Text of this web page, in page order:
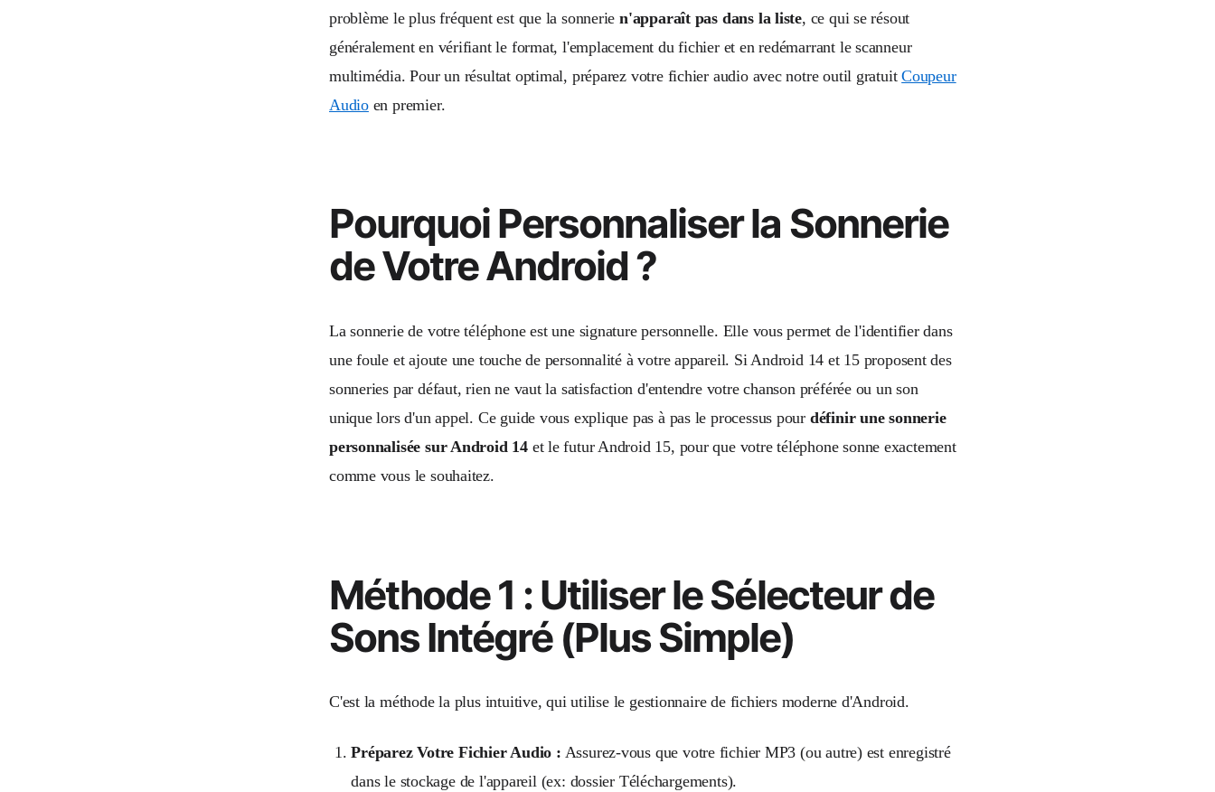
problème le plus fréquent est que la sonnerien'apparaît pas dans la liste, ce qui se résout
généralement en vérifiant le format, l'emplacement du fichier et en redémarrant le scanneur
multimédia. Pour un résultat optimal, préparez votre fichier audio avec notre outil gratuitCoupeur
Audioen premier.
Pourquoi Personnaliser la Sonnerie
de Votre Android ?
La sonnerie de votre téléphone est une signature personnelle. Elle vous permet de l'identifier dans
une foule et ajoute une touche de personnalité à votre appareil. Si Android 14 et 15 proposent des
sonneries par défaut, rien ne vaut la satisfaction d'entendre votre chanson préférée ou un son
unique lors d'un appel. Ce guide vous explique pas à pas le processus pour définir une sonnerie
personnalisée sur Android 14et le futur Android 15, pour que votre téléphone sonne exactement
comme vous le souhaitez.
Méthode 1 : Utiliser le Sélecteur de
Sons Intégré (Plus Simple)
C'est la méthode la plus intuitive, qui utilise le gestionnaire de fichiers moderne d'Android.
Préparez Votre Fichier Audio : Assurez-vous que votre fichier MP3 (ou autre) est enregistré
dans le stockage de l'appareil (ex: dossier Téléchargements).